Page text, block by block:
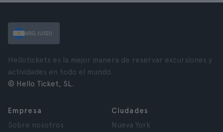
ARG (USD)
Hellotickets es la mejor manera de reservar excursiones y
actividades en todo el mundo.
© Hello Ticket, SL.
Empresa
Sobre nosotros
Ciudades
Nueva York